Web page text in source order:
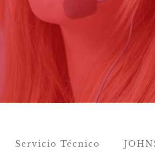
Servicio Técnico